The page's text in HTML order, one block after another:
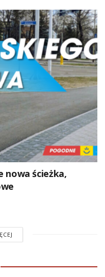
nowa ścieżka,